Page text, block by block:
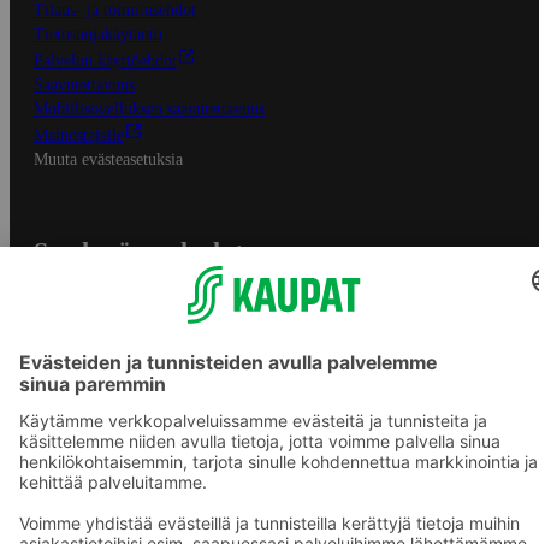
Tilaus- ja toimitusehdot
Tietosuojakäytäntö
Palvelun käyttöehdot
Saavutettavuus
Mobiilisovelluksen saavutettavuus
Mainostajalle
Muuta evästeasetuksia
S-ryhmän palvelut
Yhteishyvä Ruoka -sovellus
S-ostoslista -sovellus
Prisma.fi
Sokos.fi
S-Pankki
Sokos Hotels